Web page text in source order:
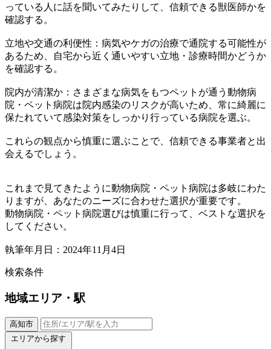
っている人に話を聞いてみたりして、信頼できる獣医師かを
確認する。
立地や交通の利便性：病気やケガの治療で通院する可能性が
あるため、自宅から近く通いやすい立地・診療時間かどうか
を確認する。
院内が清潔か：さまざまな病気をもつペットが通う動物病
院・ペット病院は院内感染のリスクが高いため、常に綺麗に
保たれていて感染対策をしっかり行っている病院を選ぶ。
これらの観点から慎重に選ぶことで、信頼できる事業者と出
会えるでしょう。
これまで見てきたように動物病院・ペット病院は多岐にわた
りますが、あなたのニーズに合わせた選択が重要です。
動物病院・ペット病院選びは慎重に行って、ベストな選択を
してください。
執筆年月日：2024年11月4日
検索条件
地域エリア・駅
高知市
エリアから探す